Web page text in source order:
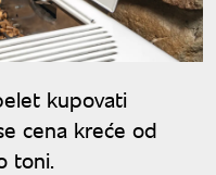
kupovati
cena kreće od
toni.